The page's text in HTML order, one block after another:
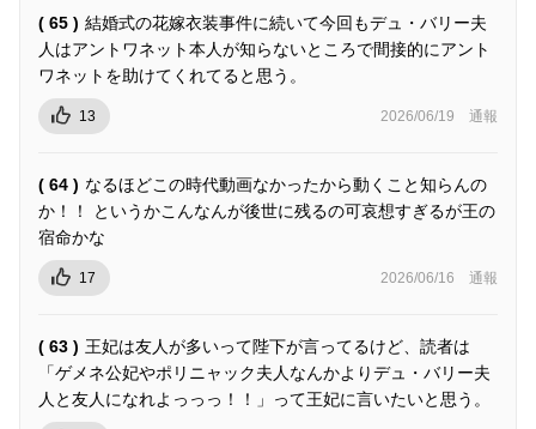
( 65 ) 結婚式の花嫁衣装事件に続いて今回もデュ・バリー夫
人はアントワネット本人が知らないところで間接的にアント
ワネットを助けてくれてると思う。
13 2026/06/19 通報
( 64 ) なるほどこの時代動画なかったから動くこと知らんの
か！！ というかこんなんが後世に残るの可哀想すぎるが王の
宿命かな
17 2026/06/16 通報
( 63 ) 王妃は友人が多いって陛下が言ってるけど、読者は
「ゲメネ公妃やポリニャック夫人なんかよりデュ・バリー夫
人と友人になれよっっっ！！」って王妃に言いたいと思う。